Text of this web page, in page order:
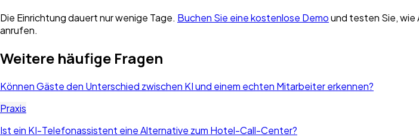
Die Einrichtung dauert nur wenige Tage. Buchen Sie eine kostenlose Demound testen Sie,
anrufen.
Weitere häufige Fragen
Können Gäste den Unterschied zwischen KI und einem echten Mitarbeiter erkennen?
Praxis
Ist ein KI-Telefonassistent eine Alternative zum Hotel-Call-Center?